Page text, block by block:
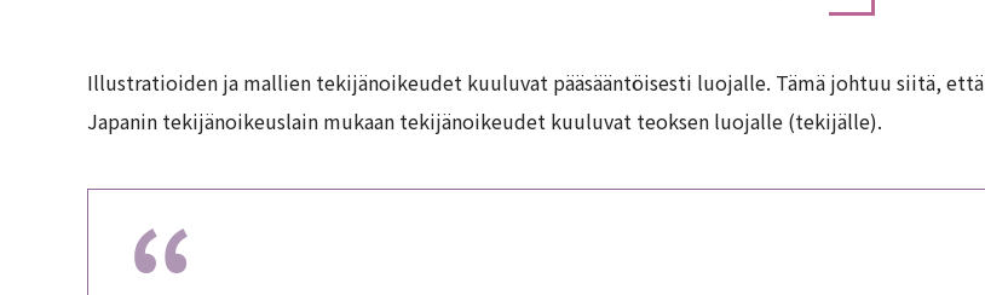
Illustratioiden ja mallien tekijänoikeudet kuuluvat pääsääntöisesti luojalle. Tämä johtuu siitä, että
Japanin tekijänoikeuslain mukaan tekijänoikeudet kuuluvat teoksen luojalle (tekijälle).